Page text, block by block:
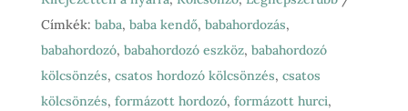
4ever
mennyiség
Címkék: baba, baba kendő, babahordozás,
babahordozó, babahordozó eszköz, babahordozó
kölcsönzés, csatos hordozó kölcsönzés, csatos
kölcsönzés, formázott hordozó, formázott hurci,